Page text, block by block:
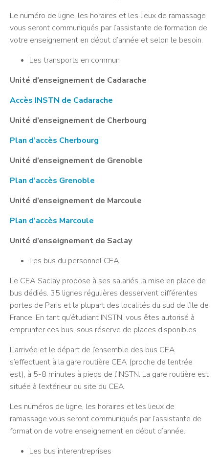
Le numéro de ligne, les horaires et les lieux de ramassage
vous seront communiqués par l’assistante de formation de
votre enseignement en début d’année et selon le besoin.
Les transports en commun
Unité d’enseignement de Cadarache
Accès INSTN de Cadarache
Unité d’enseignement de Cherbourg
Plan d’accès Cherbourg
Unité d’enseignement de Grenoble
Plan d’accès Grenoble
Unité d’enseignement de Marcoule
Plan d’accès Marcoule
Unité d’enseignement de Saclay
Les bus du personnel CEA
Le CEA Saclay propose à ses salariés la mise en place de
bus dédiés. 35 lignes régulières desservent différentes
portes de Paris et la plupart des localités du sud de l’Ile de
France. En tant qu’étudiant INSTN, vous êtes autorisé à
emprunter ces bus, sous réserve de places disponibles.
L’arrivée et le départ de l’ensemble des bus CEA
s’effectuent à la gare routière CEA (proche de l’entrée
est), à 5-8 minutes à pieds de l’INSTN. La gare routière est
située à l’extérieur du site du CEA.
Les numéros de ligne, les horaires et les lieux de
ramassage vous seront communiqués par l’assistante de
formation de votre enseignement en début d’année.
Les bus interentreprises